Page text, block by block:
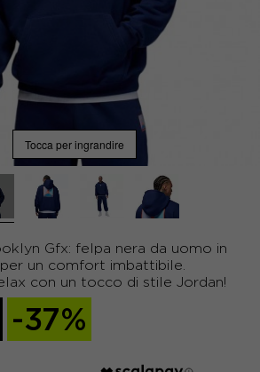
Tocca per ingrandire
Gfx: felpa nera da uomo in
un comfort imbattibile.
con un tocco di stile Jordan!
-37%